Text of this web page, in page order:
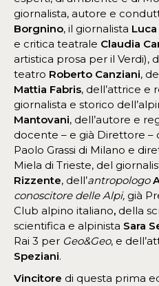
giornalista, autore e
Borgnino, il giornalista
e critica teatrale Claudia
artistica prosa per il Verdi),
teatro Roberto Canziani,
Mattia Fabris, dell’attrice e
giornalista e storico
Mantovani, dell’autore e
docente – e già Direttore –
Paolo Grassi di Milano e
Miela di Trieste, del
Rizzente, dell’antropologo
conoscitore delle Alpi, già
Club alpino italiano, della
scientifica e alpinista Sara
Rai 3 per Geo&Geo, e
Speziani.
Vincitore di questa prima